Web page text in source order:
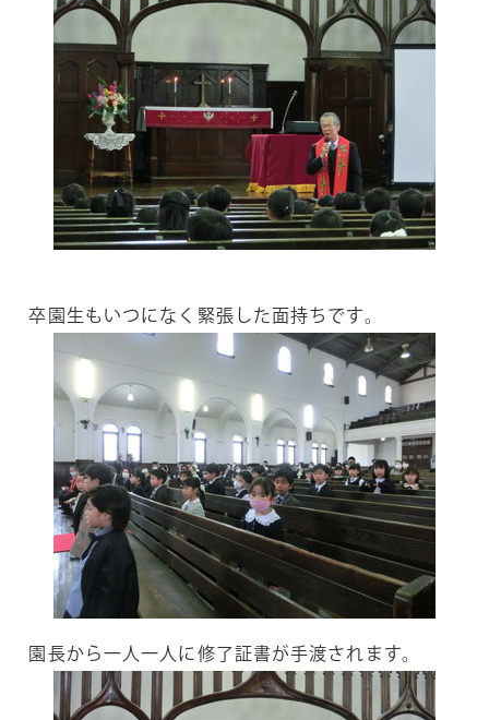
卒園生もいつになく緊張した面持ちです。
園長から一人一人に修了証書が手渡されます。